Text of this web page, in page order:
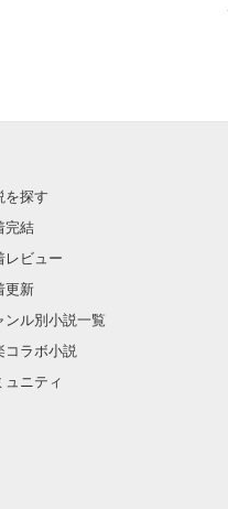
を探す
完結
レビュー
更新
ンル別小説一覧
コラボ小説
ュニティ